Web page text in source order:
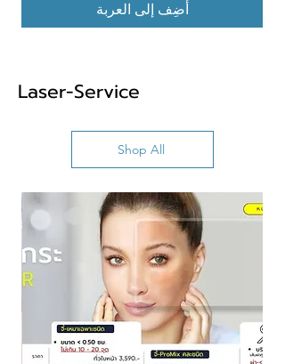
أضِف إلى العربة
Laser-Service
Shop All